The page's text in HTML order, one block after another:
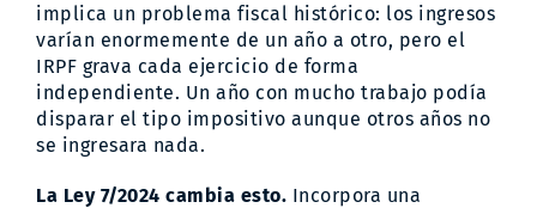
implica un problema fiscal histórico: los ingresos
varían enormemente de un año a otro, pero el
IRPF grava cada ejercicio de forma
independiente. Un año con mucho trabajo podía
disparar el tipo impositivo aunque otros años no
se ingresara nada.
La Ley 7/2024 cambia esto. Incorpora una